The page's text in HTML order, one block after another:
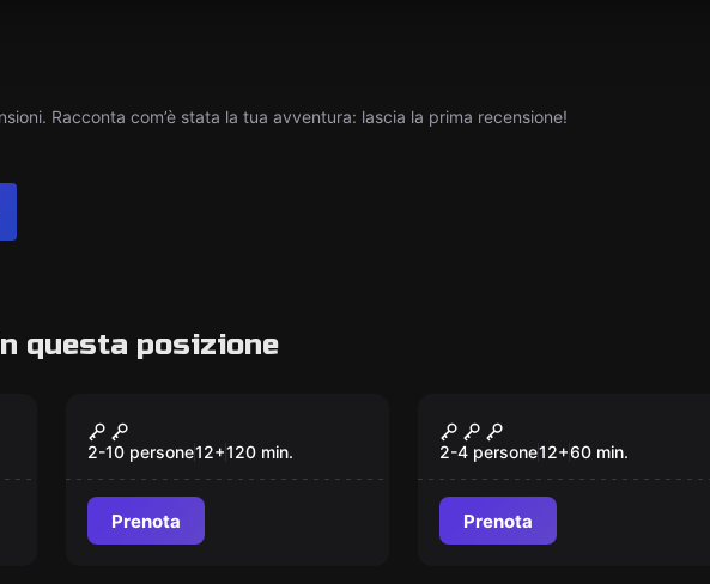
Racconta com’è stata la tua avventura: lascia la prima recensione!
questa posizione
Il Tesoro dei Templari
2-10 persone12+120 min.
Prenota
Nuovo
Venice under Attack:
60 min to defuse the
bomb
2-4 persone12+60 min.
Prenota